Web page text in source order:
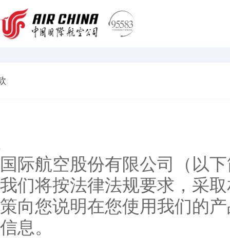
际航空股份有限公司（以
们将按法律法规要求，采
向您说明在您使用我们的
息。